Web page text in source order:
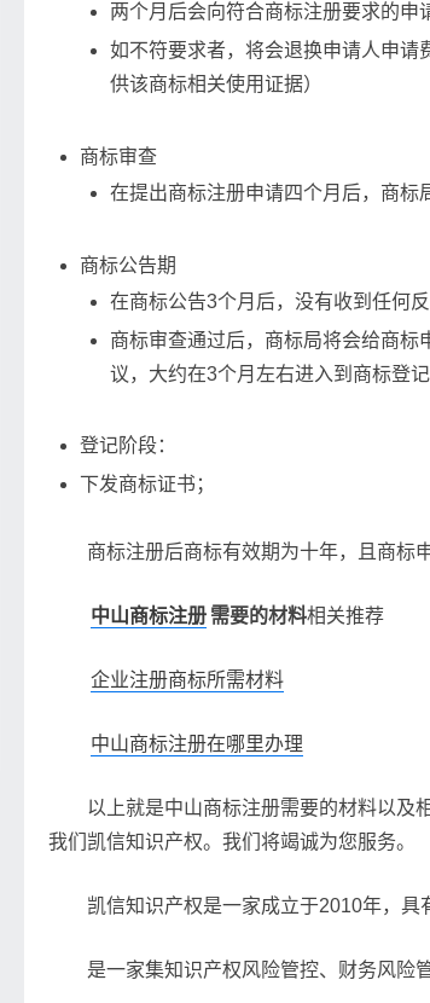
两个月后会向符合商标注册要求的申
如不符要求者，将会退换申请人申请
供该商标相关使用证据）
商标审查
在提出商标注册申请四个月后，商标
商标公告期
在商标公告3个月后，没有收到任何
商标审查通过后，商标局将会给商
议，大约在3个月左右进入到商标登记
登记阶段：
下发商标证书；
商标注册后商标有效期为十年，且商标
中山商标注册 需要的材料相关推荐
企业注册商标所需材料
中山商标注册在哪里办理
以上就是中山商标注册需要的材料以及
我们凯信知识产权。我们将竭诚为您服务。
凯信知识产权是一家成立于2010年，具
是一家集知识产权风险管控、财务风险